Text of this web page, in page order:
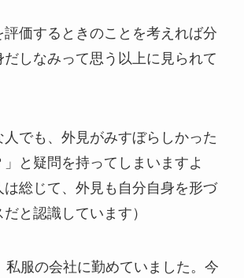
評価するときのことを考えれば分
しなみって思う以上に見られて
人でも、外見がみすぼらしかった
」と疑問を持ってしまいますよ
は総じて、外見も自分自身を形づ
と認識しています）
私服の会社に勤めていました。今